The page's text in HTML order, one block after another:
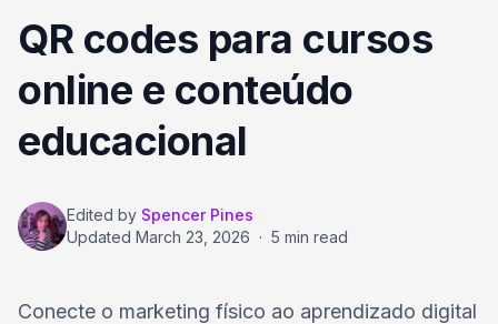
QR codes para cursos
online e conteúdo
educacional
Edited by Spencer Pines
Updated March 23, 2026 · 5 min read
Conecte o marketing físico ao aprendizado digital